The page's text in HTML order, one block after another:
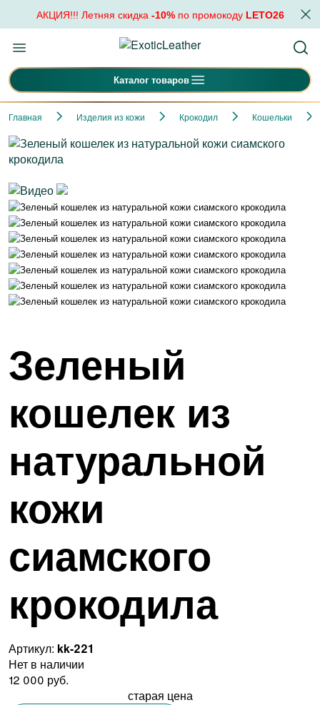
АКЦИЯ!!! Летняя скидка -10%по промокоду LETO26
Каталог товаров
Главная Изделия из кожи Крокодил Кошельки
Зеленый
кошелек из
натуральной
кожи
сиамского
крокодила
Артикул: kk-221
Нет в наличии
12 000 руб.
старая цена